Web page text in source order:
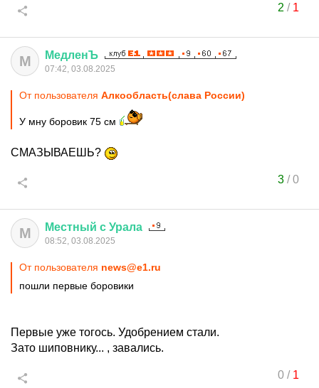
2 / 1
М МедленЪ
07:42, 03.08.2025
От пользователя Алкообласть(слава России)
У мну боровик 75 см
СМАЗЫВАЕШЬ?
3/0
М Местный с Урала
08:52, 03.08.2025
От пользователя news@e1.ru
пошли первые боровики
Первые уже тогось. Удобрением стали.
Зато шиповнику... , завались.
0/ 1